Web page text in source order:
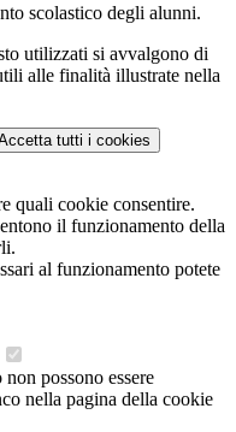
scolastico degli alunni.
utilizzati si avvalgono di
alle finalità illustrate nella
tutti i cookies
quali cookie consentire.
il funzionamento della
al funzionamento potete
possono essere
nella pagina della cookie